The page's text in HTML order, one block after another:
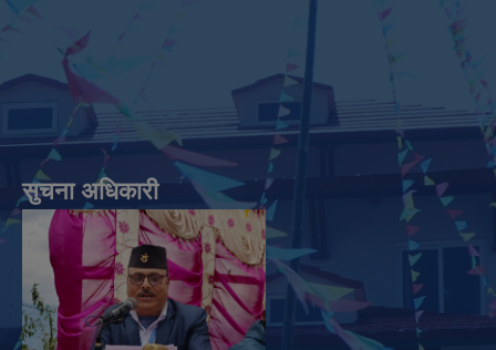
सुचना अधिकारी